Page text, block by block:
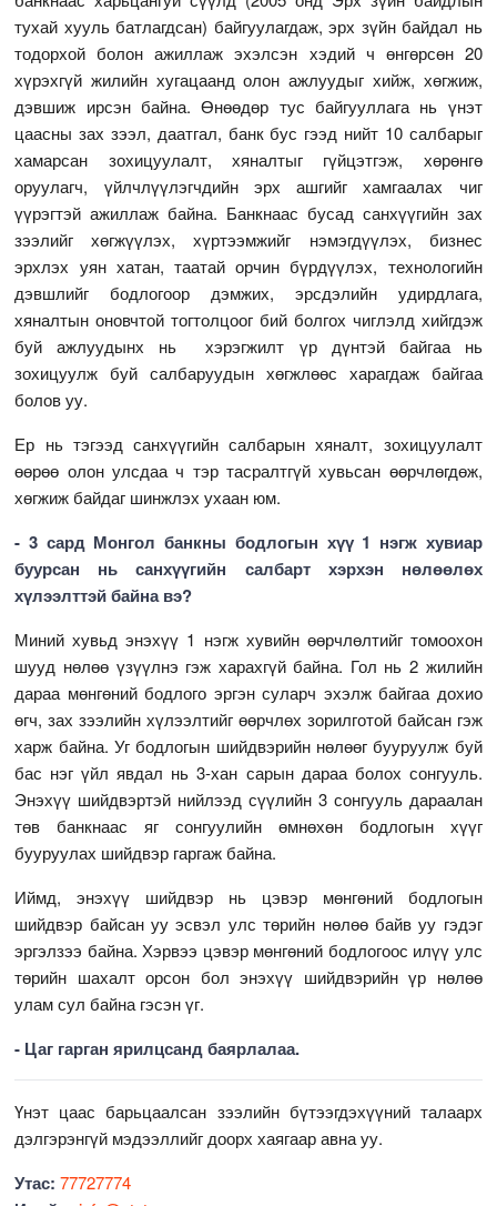
тухай хууль батлагдсан) байгуулагдаж, эрх зүйн байдал нь
тодорхой болон ажиллаж эхэлсэн хэдий ч өнгөрсөн 20
хүрэхгүй жилийн хугацаанд олон ажлуудыг хийж, хөгжиж,
дэвшиж ирсэн байна. Өнөөдөр тус байгууллага нь үнэт
цаасны зах зээл, даатгал, банк бус гээд нийт 10 салбарыг
хамарсан зохицуулалт, хяналтыг гүйцэтгэж, хөрөнгө
оруулагч, үйлчлүүлэгчдийн эрх ашгийг хамгаалах чиг
үүрэгтэй ажиллаж байна. Банкнаас бусад санхүүгийн зах
зээлийг хөгжүүлэх, хүртээмжийг нэмэгдүүлэх, бизнес
эрхлэх уян хатан, таатай орчин бүрдүүлэх, технологийн
дэвшлийг бодлогоор дэмжих, эрсдэлийн удирдлага,
хяналтын оновчтой тогтолцоог бий болгох чиглэлд хийгдэж
буй ажлуудынх нь хэрэгжилт үр дүнтэй байгаа нь
зохицуулж буй салбаруудын хөгжлөөс харагдаж байгаа
болов уу.
Ер нь тэгээд санхүүгийн салбарын хяналт, зохицуулалт
өөрөө олон улсдаа ч тэр тасралтгүй хувьсан өөрчлөгдөж,
хөгжиж байдаг шинжлэх ухаан юм.
- 3 сард Монгол банкны бодлогын хүү 1 нэгж хувиар
буурсан нь санхүүгийн салбарт хэрхэн нөлөөлөх
хүлээлттэй байна вэ?
Миний хувьд энэхүү 1 нэгж хувийн өөрчлөлтийг томоохон
шууд нөлөө үзүүлнэ гэж харахгүй байна. Гол нь 2 жилийн
дараа мөнгөний бодлого эргэн суларч эхэлж байгаа дохио
өгч, зах зээлийн хүлээлтийг өөрчлөх зорилготой байсан гэж
харж байна. Уг бодлогын шийдвэрийн нөлөөг бууруулж буй
бас нэг үйл явдал нь 3-хан сарын дараа болох сонгууль.
Энэхүү шийдвэртэй нийлээд сүүлийн 3 сонгууль дараалан
төв банкнаас яг сонгуулийн өмнөхөн бодлогын хүүг
бууруулах шийдвэр гаргаж байна.
Иймд, энэхүү шийдвэр нь цэвэр мөнгөний бодлогын
шийдвэр байсан уу эсвэл улс төрийн нөлөө байв уу гэдэг
эргэлзээ байна. Хэрвээ цэвэр мөнгөний бодлогоос илүү улс
төрийн шахалт орсон бол энэхүү шийдвэрийн үр нөлөө
улам сул байна гэсэн үг.
- Цаг гарган ярилцсанд баярлалаа.
Үнэт цаас барьцаалсан зээлийн бүтээгдэхүүний талаарх
дэлгэрэнгүй мэдээллийг доорх хаягаар авна уу.
Утас: 77727774